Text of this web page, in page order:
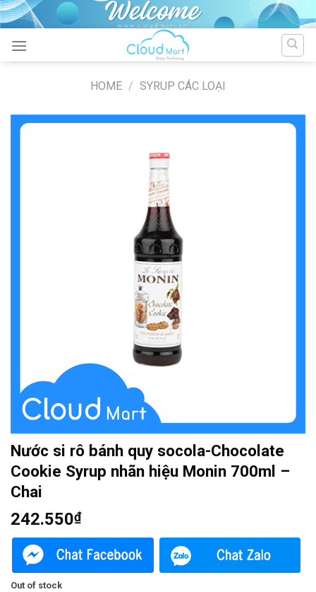
Skip
to
content
HOME / SYRUP CÁC LOẠI
Nước si rô bánh quy socola-Chocolate
Cookie Syrup nhãn hiệu Monin 700ml –
Chai
242.550₫
Out of stock